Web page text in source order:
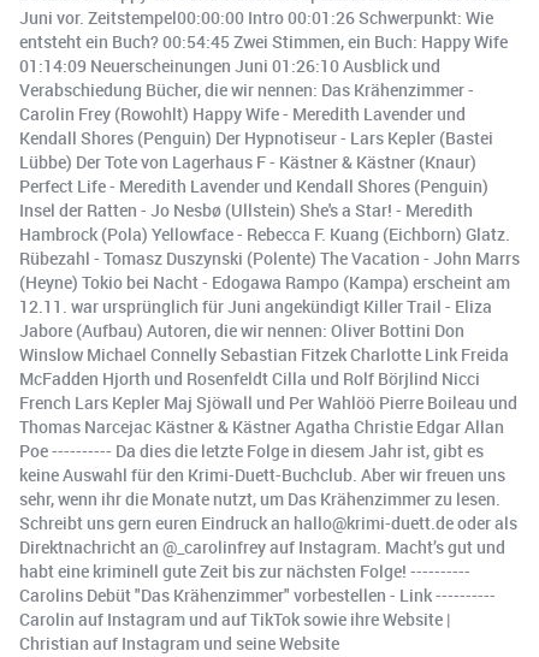
Juni vor. Zeitstempel00:00:00 Intro 00:01:26 Schwerpunkt: Wie
entsteht ein Buch? 00:54:45 Zwei Stimmen, ein Buch: Happy Wife
01:14:09 Neuerscheinungen Juni 01:26:10 Ausblick und
Verabschiedung Bücher, die wir nennen: Das Krähenzimmer -
Carolin Frey (Rowohlt) Happy Wife - Meredith Lavender und
Kendall Shores (Penguin) Der Hypnotiseur - Lars Kepler (Bastei
Lübbe) Der Tote von Lagerhaus F - Kästner & Kästner (Knaur)
Perfect Life - Meredith Lavender und Kendall Shores (Penguin)
Insel der Ratten - Jo Nesbø (Ullstein) She's a Star! - Meredith
Hambrock (Pola) Yellowface - Rebecca F. Kuang (Eichborn) Glatz.
Rübezahl - Tomasz Duszynski (Polente) The Vacation - John Marrs
(Heyne) Tokio bei Nacht - Edogawa Rampo (Kampa) erscheint am
12.11. war ursprünglich für Juni angekündigt Killer Trail - Eliza
Jabore (Aufbau) Autoren, die wir nennen: Oliver Bottini Don
Winslow Michael Connelly Sebastian Fitzek Charlotte Link Freida
McFadden Hjorth und Rosenfeldt Cilla und Rolf Börjlind Nicci
French Lars Kepler Maj Sjöwall und Per Wahlöö Pierre Boileau und
Thomas Narcejac Kästner & Kästner Agatha Christie Edgar Allan
Poe ---------- Da dies die letzte Folge in diesem Jahr ist, gibt es
keine Auswahl für den Krimi-Duett-Buchclub. Aber wir freuen uns
sehr, wenn ihr die Monate nutzt, um Das Krähenzimmer zu lesen.
Schreibt uns gern euren Eindruck an hallo@krimi-duett.de oder als
Direktnachricht an @_carolinfrey auf Instagram. Macht’s gut und
habt eine kriminell gute Zeit bis zur nächsten Folge! ----------
Carolins Debüt "Das Krähenzimmer" vorbestellen - Link ----------
Carolin auf Instagram und auf TikTok sowie ihre Website |
Christian auf Instagram und seine Website